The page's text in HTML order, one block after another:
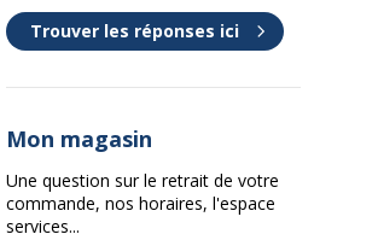
Trouver les réponses ici
Mon magasin
Une question sur le retrait de votre
commande, nos horaires, l'espace
services...